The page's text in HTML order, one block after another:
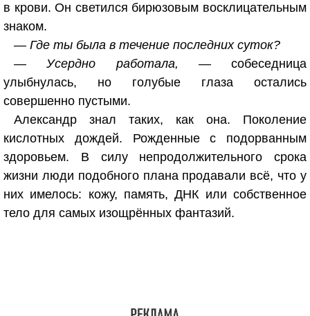
в крови. Он светился бирюзовым восклицательным
знаком.
— Где ты была в течение последних суток?
— Усердно работала, — собеседница
улыбнулась, но голубые глаза остались
совершенно пустыми.
Александр знал таких, как она. Поколение
кислотных дождей. Рожденные с подорванным
здоровьем. В силу непродолжительного срока
жизни люди подобного плана продавали всё, что у
них имелось: кожу, память, ДНК или собственное
тело для самых изощрённых фантазий.